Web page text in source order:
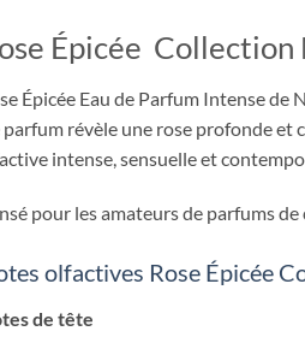
Épicée Collection
Épicée Eau de Parfum Intense
parfum révèle une rose profonde et
intense, sensuelle et
pour les amateurs de parfums
olfactives Rose Épicée
de tête